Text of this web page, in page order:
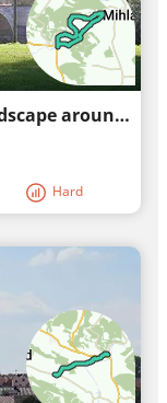
Brückenberg: experience the landscape around the mountain
Hard